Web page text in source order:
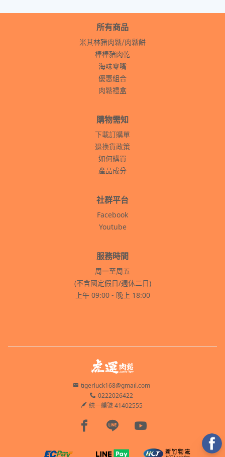
所有商品
米其林豬肉鬆⧸肉鬆餅
棒棒豬肉乾
海味零嘴
優惠組合
肉鬆禮盒
購物需知
下載訂購單
退換貨政策
如何購買
產品成分
社群平台
Facebook
Youtube
服務時間
周一至周五
(不含國定假日/週休二日)
上午 09:00 - 晚上 18:00
tigerluck168@gmail.com
0222026422
統一編號 41402555
Facebook page
Line pageYoutube page